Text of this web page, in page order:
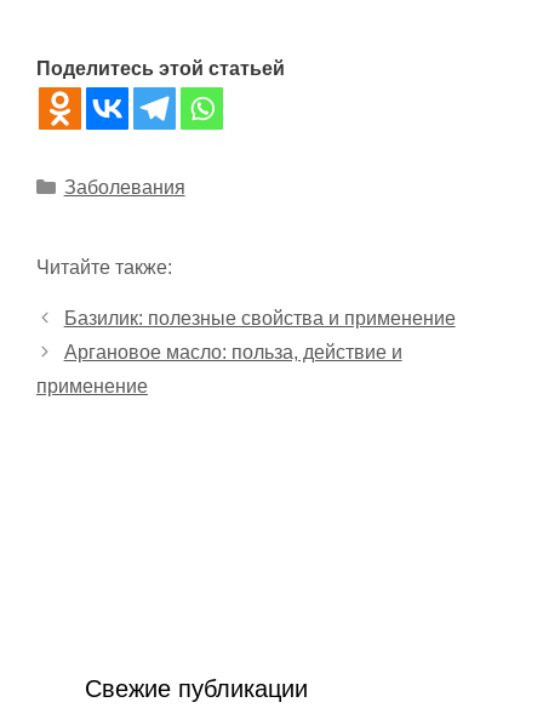
Поделитесь этой статьей
Рубрики
Заболевания
Читайте также:
Базилик: полезные свойства и применение
Аргановое масло: польза, действие и
применение
Свежие публикации